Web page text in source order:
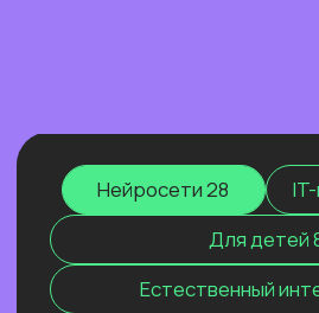
Нейросети 28 IT-профессии 16